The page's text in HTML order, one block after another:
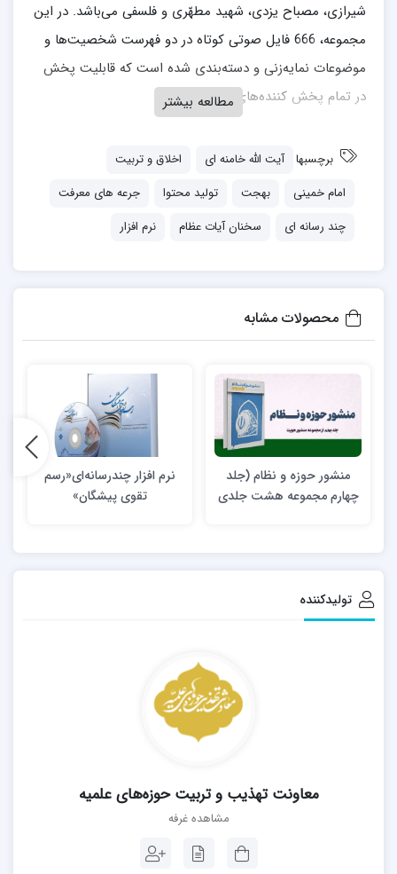
شیرازی، مصباح یزدی، شهید مطهّری و فلسفی می‌باشد. در این
مجموعه، 666 فایل صوتی کوتاه در دو فهرست شخصیت‌ها و
موضوعات نمایه‌زنی و دسته‌بندی شده است که قابلیت پخش
در تمام پخش کننده‌های صوتی را دارد.
مطالعه بیشتر
برچسبها آیت الله خامنه ای
اخلاق و تربیت
امام خمینی
بهجت تولید محتوا
جرعه های معرفت
چند رسانه ای
سخنان آیات عظام نرم افزار
محصولات مشابه
منشور حوزه و نظام (جلد
چهارم مجموعه هشت جلدی
نرم افزار چندرسانه‌ای«رسم
تقوی پیشگان»
تولیدکننده
معاونت تهذیب و تربیت حوزه‌های علمیه
مشاهده غرفه